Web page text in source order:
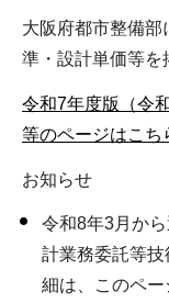
大阪府都市整備部
準・設計単価等を
令和7年度版（令
等のページはこち
お知らせ
令和8年3月か
計業務委託等
細は、このペー